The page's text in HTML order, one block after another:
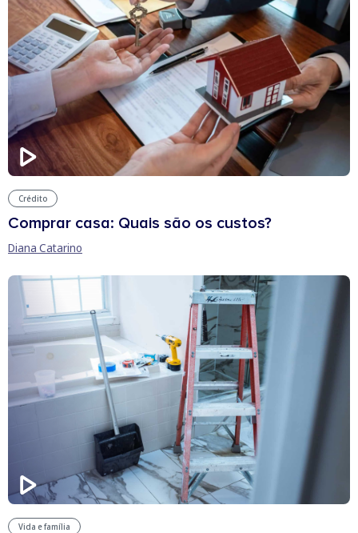
Crédito
Comprar casa: Quais são os custos?
Diana Catarino
Vida e família